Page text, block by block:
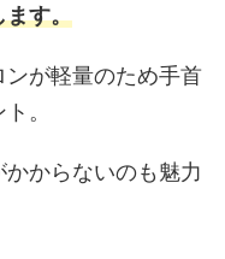
ます。
が軽量のため手首
。
からないのも魅力